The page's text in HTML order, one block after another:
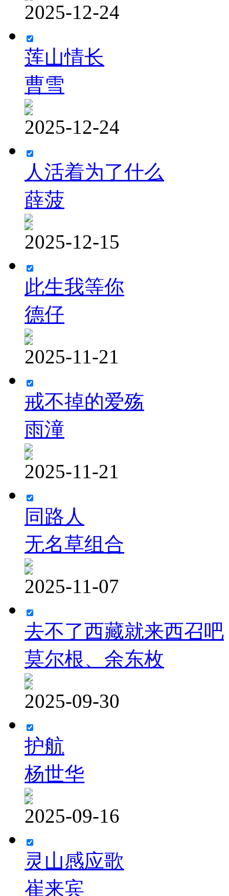
2025-12-24
莲山情长
曹雪
2025-12-24
人活着为了什么
薛菠
2025-12-15
此生我等你
德仔
2025-11-21
戒不掉的爱殇
雨潼
2025-11-21
同路人
无名草组合
2025-11-07
去不了西藏就来西召吧
莫尔根、余东枚
2025-09-30
护航
杨世华
2025-09-16
灵山感应歌
崔来宾